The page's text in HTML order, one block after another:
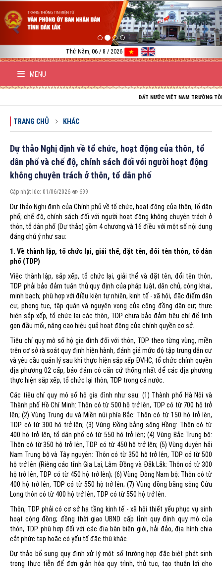
Thứ Năm, 06 / 8 / 2026
MENU
ĐẤT NƯỚC VIỆT NAM TRƯỜNG TỒN; TỔ
TRANG CHỦ KHÁC
Dự thảo Nghị định về tổ chức, hoạt động của thôn, tổ
dân phố và chế độ, chính sách đối với người hoạt động
không chuyên trách ở thôn, tổ dân phố
Cập nhật lúc: 01/06/2026 699
Dự thảo Nghị định của Chính phủ về tổ chức, hoạt động của thôn, tổ dân
phố; chế độ, chính sách đối với người hoạt động không chuyên trách ở
thôn, tổ dân phố (Dự thảo) gồm 4 chương và 16 điều với một số nội dung
đáng chú ý như sau:
1. Về thành lập, tổ chức lại, giải thể, đặt tên, đổi tên thôn, tổ dân
phố (TDP)
Việc thành lập, sắp xếp, tổ chức lại, giải thể và đặt tên, đổi tên thôn,
TDP phải bảo đảm tuân thủ quy định của pháp luật, dân chủ, công khai,
minh bạch; phù hợp với điều kiện tự nhiên, kinh tế - xã hội, đặc điểm dân
cư, phong tục, tập quán và nguyện vọng của cộng đồng dân cư; thực
hiện sắp xếp, tổ chức lại các thôn, TDP chưa bảo đảm tiêu chí để tinh
gọn đầu mối, nâng cao hiệu quả hoạt động của chính quyền cơ sở.
Tiêu chí quy mô số hộ gia đình đối với thôn, TDP theo từng vùng, miền
trên cơ sở rà soát quy định hiện hành, đánh giá mức độ tập trung dân cư
và yêu cầu quản lý sau khi thực hiện sắp xếp ĐVHC, tổ chức chính quyền
địa phương 02 cấp, bảo đảm có căn cứ thống nhất để các địa phương
thực hiện sắp xếp, tổ chức lại thôn, TDP trong cả nước.
Các tiêu chí quy mô số hộ gia đình như sau: (1) Thành phố Hà Nội và
Thành phố Hồ Chí Minh: Thôn có từ 500 hộ trở lên, TDP có từ 700 hộ trở
lên; (2) Vùng Trung du và Miền núi phía Bắc: Thôn có từ 150 hộ trở lên,
TDP có từ 300 hộ trở lên; (3) Vùng Đồng bằng sông Hồng: Thôn có từ
400 hộ trở lên, tổ dân phố có từ 550 hộ trở lên; (4) Vùng Bắc Trung bộ:
Thôn có từ 350 hộ trở lên, TDP có từ 450 hộ trở lên; (5) Vùng duyên hải
Nam Trung bộ và Tây nguyên: Thôn có từ 350 hộ trở lên, TDP có từ 500
hộ trở lên (Riêng các tỉnh Gia Lai, Lâm Đồng và Đắk Lắk: Thôn có từ 300
hộ trở lên, TDP có từ 450 hộ trở lên); (6) Vùng Đông Nam bộ: Thôn có từ
400 hộ trở lên, TDP có từ 550 hộ trở lên; (7) Vùng đồng bằng sông Cửu
Long thôn có từ 400 hộ trở lên, TDP có từ 550 hộ trở lên.
Thôn, TDP phải có cơ sở hạ tầng kinh tế - xã hội thiết yếu phục vụ sinh
hoạt cộng đồng; đồng thời giao UBND cấp tỉnh quy định quy mô của
thôn, TDP phù hợp đối với các địa bàn biên giới, hải đảo, địa hình chia
cắt phức tạp hoặc có yếu tố đặc thù khác.
Dự thảo bổ sung quy định xử lý một số trường hợp đặc biệt phát sinh
trong thực tiễn để đơn giản hóa quy trình, thủ tục, tạo thuận lợi cho